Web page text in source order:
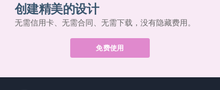
创建精美的设计
无需信用卡、无需合同、无需下载，没有隐藏费用。
免费使用